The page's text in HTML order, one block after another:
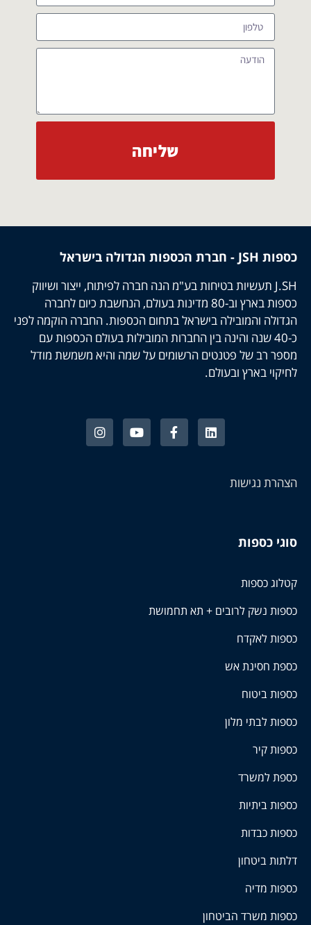
שליחה
כספות JSH - חברת הכספות הגדולה בישראל
J.SH תעשיות בטיחות בע"מ הנה חברה לפיתוח, ייצור ושיווק
כספות בארץ וב-80 מדינות בעולם, הנחשבת כיום לחברה
הגדולה והמובילה בישראל בתחום הכספות. החברה הוקמה לפני
כ-40 שנה והינה בין החברות המובילות בעולם הכספות עם
מספר רב של פטנטים הרשומים על שמה והיא משמשת מודל
לחיקוי בארץ ובעולם.
הצהרת נגישות
סוגי כספות
קטלוג כספות
כספות נשק לרובים + תא תחמושת
כספות לאקדח
כספת חסינת אש
כספות ביטוח
כספות לבתי מלון
כספות קיר
כספת למשרד
כספות ביתיות
כספות כבדות
דלתות ביטחון
כספות מדיה
כספות משרד הביטחון